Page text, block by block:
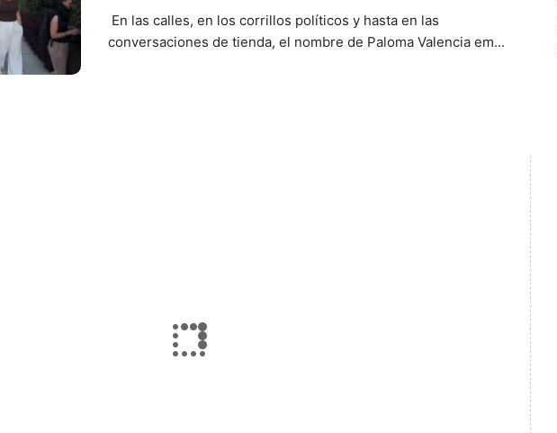
En las calles, en los corrillos políticos y hasta en las
conversaciones de tienda, el nombre de Paloma Valencia em...